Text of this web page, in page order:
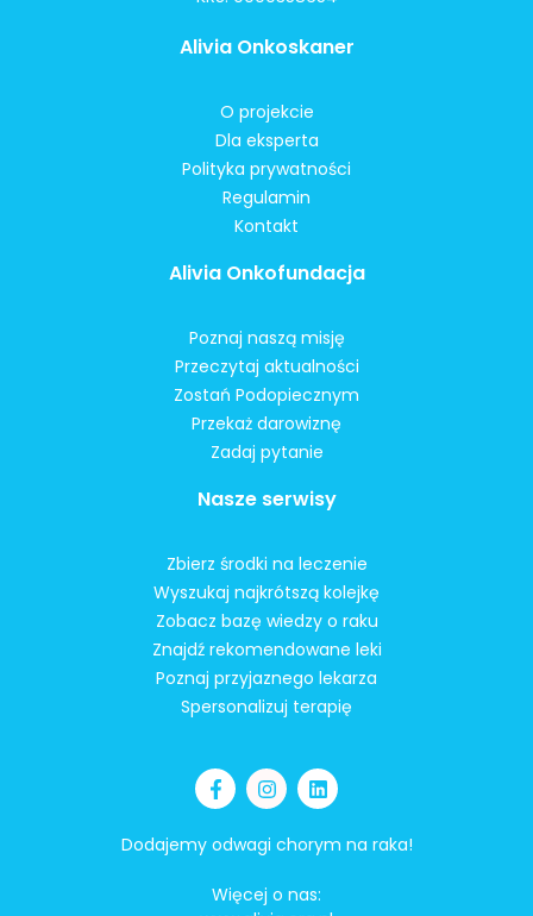
Alivia Onkoskaner
O projekcie
Dla eksperta
Polityka prywatności
Regulamin
Kontakt
Alivia Onkofundacja
Poznaj naszą misję
Przeczytaj aktualności
Zostań Podopiecznym
Przekaż darowiznę
Zadaj pytanie
Nasze serwisy
Zbierz środki na leczenie
Wyszukaj najkrótszą kolejkę
Zobacz bazę wiedzy o raku
Znajdź rekomendowane leki
Poznaj przyjaznego lekarza
Spersonalizuj terapię
Dodajemy odwagi chorym na raka!
Więcej o nas: